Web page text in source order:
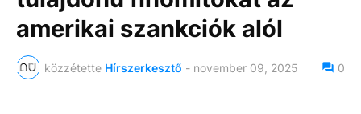
amerikai szankciók alól
közzétette Hírszerkesztő - november 09, 2025 0